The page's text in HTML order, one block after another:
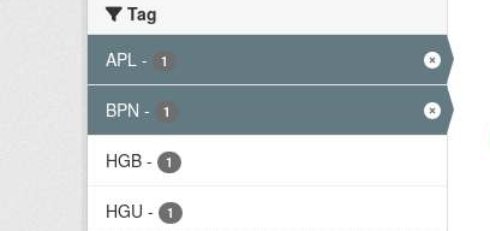
Tag
APL - 1
BPN - 1
HGB - 1
HGU - 1